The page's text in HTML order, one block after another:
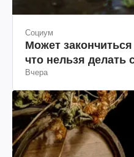
Социум
Может
что нельзя делать
Вчера